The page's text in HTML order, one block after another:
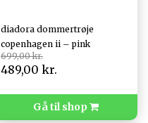
diadora dommertrøje
copenhagen ii – pink
699,00 kr.
489,00 kr.
Gå til shop